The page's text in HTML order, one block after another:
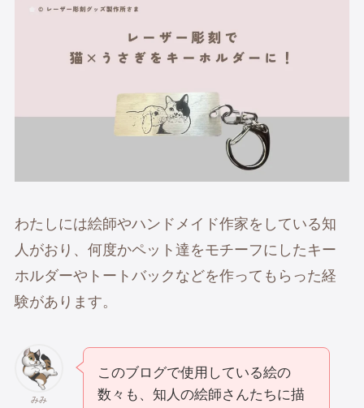
わたしには絵師やハンドメイド作家をしている知
人がおり、何度かペット達をモチーフにしたキー
ホルダーやトートバックなどを作ってもらった経
験があります。
みみ
このブログで使用している絵の
数々も、知人の絵師さんたちに描